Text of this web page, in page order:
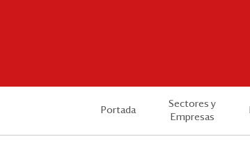
Portada
Sectores y
Empresas